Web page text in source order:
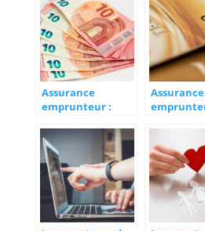
l’assurance de
pret immobilier
adaptee
Assurance
emprunteur :
proteger votre
investissement
immobilier
Assurance